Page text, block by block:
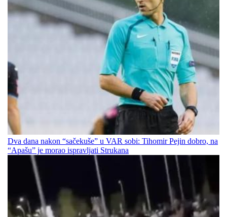
Dva dana nakon “sačekuše” u VAR sobi: Tihomir Pejin dobro, na
“Apašu” je morao ispravljati Strukana